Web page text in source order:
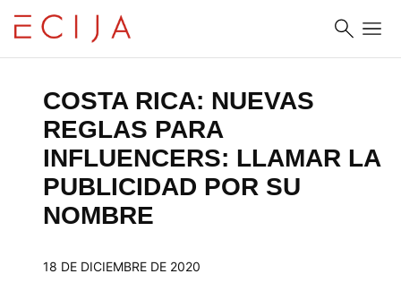
COSTA RICA: NUEVAS
REGLAS PARA
INFLUENCERS: LLAMAR LA
PUBLICIDAD POR SU
NOMBRE
18 DE DICIEMBRE DE 2020